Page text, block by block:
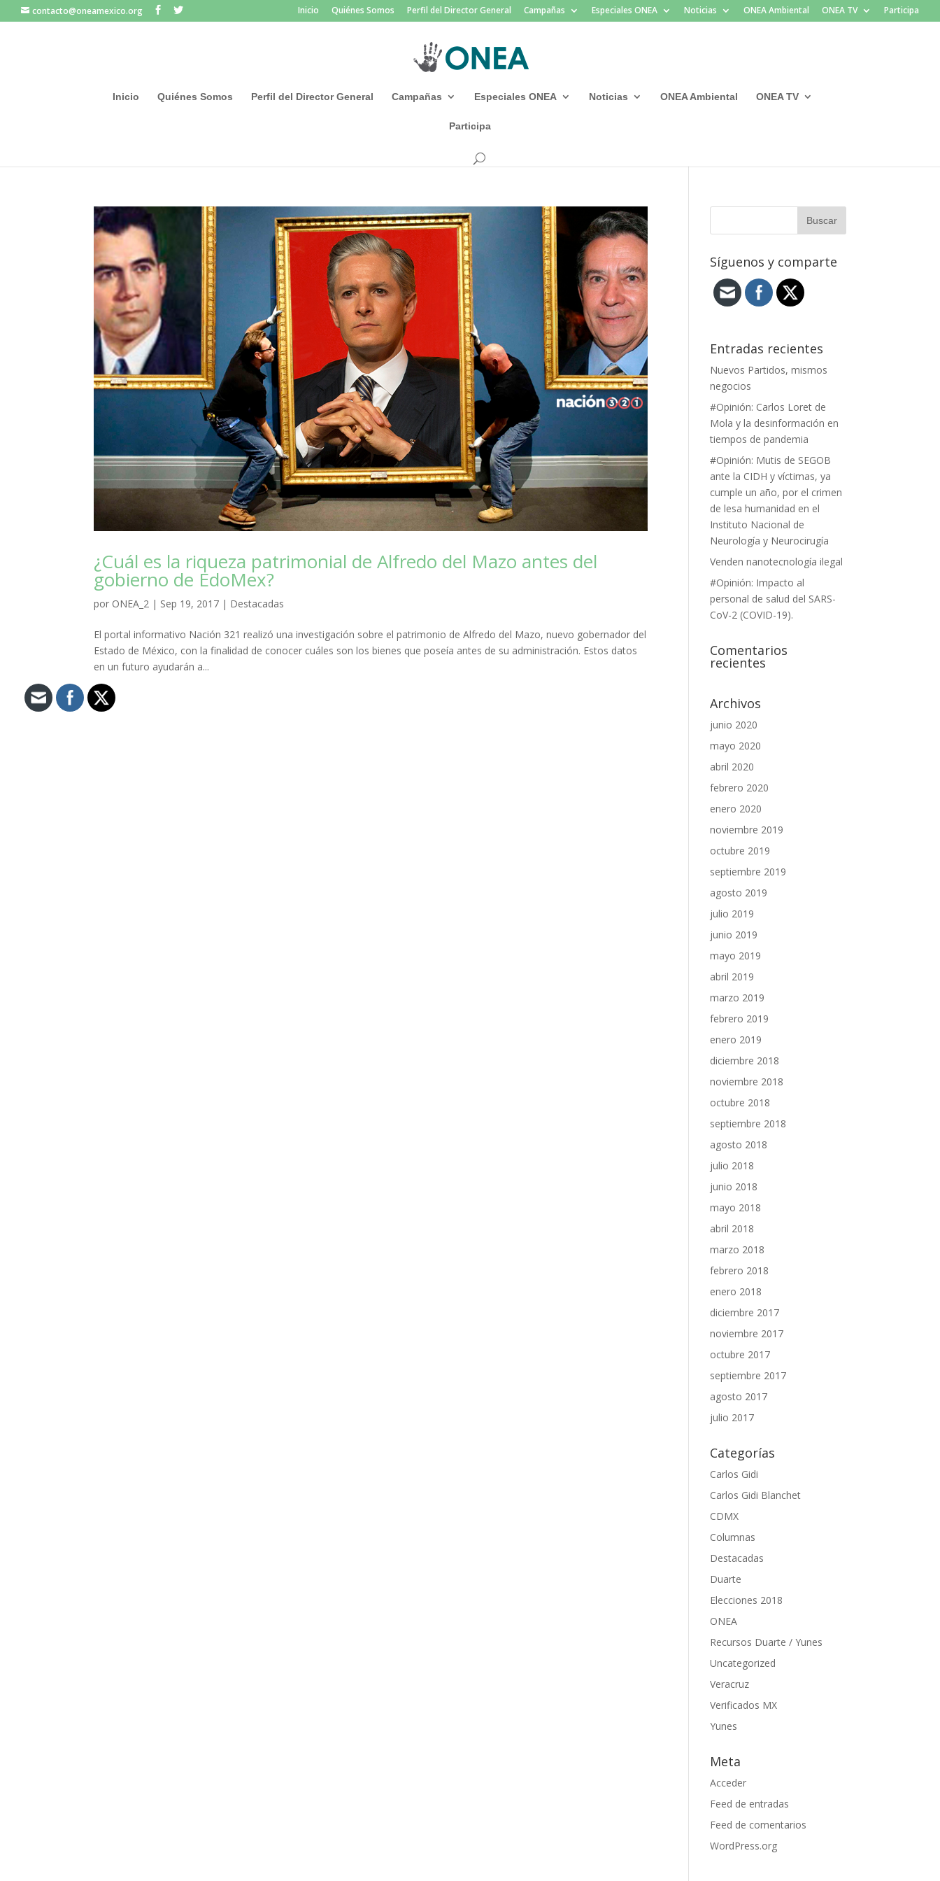
contacto@oneamexico.org Inicio Quiénes Somos Perfil del Director General Campañas Especiales ONEA Noticias ONEA Ambiental ONEA TV Participa
Inicio Quiénes Somos Perfil del Director General Campañas Especiales ONEA Noticias ONEA Ambiental ONEA TV
Participa
¿Cuál es la riqueza patrimonial de Alfredo del Mazo antes del
gobierno de EdoMex?
por ONEA_2 | Sep 19, 2017 | Destacadas
El portal informativo Nación 321 realizó una investigación sobre el patrimonio de Alfredo del Mazo, nuevo gobernador del
Estado de México, con la finalidad de conocer cuáles son los bienes que poseía antes de su administración. Estos datos
en un futuro ayudarán a...
Síguenos y comparte
Entradas recientes
Nuevos Partidos, mismos
negocios
#Opinión: Carlos Loret de
Mola y la desinformación en
tiempos de pandemia
#Opinión: Mutis de SEGOB
ante la CIDH y víctimas, ya
cumple un año, por el crimen
de lesa humanidad en el
Instituto Nacional de
Neurología y Neurocirugía
Venden nanotecnología ilegal
#Opinión: Impacto al
personal de salud del SARS-
CoV-2 (COVID-19).
Comentarios
recientes
Archivos
junio 2020
mayo 2020
abril 2020
febrero 2020
enero 2020
noviembre 2019
octubre 2019
septiembre 2019
agosto 2019
julio 2019
junio 2019
mayo 2019
abril 2019
marzo 2019
febrero 2019
enero 2019
diciembre 2018
noviembre 2018
octubre 2018
septiembre 2018
agosto 2018
julio 2018
junio 2018
mayo 2018
abril 2018
marzo 2018
febrero 2018
enero 2018
diciembre 2017
noviembre 2017
octubre 2017
septiembre 2017
agosto 2017
julio 2017
Categorías
Carlos Gidi
Carlos Gidi Blanchet
CDMX
Columnas
Destacadas
Duarte
Elecciones 2018
ONEA
Recursos Duarte / Yunes
Uncategorized
Veracruz
Verificados MX
Yunes
Meta
Acceder
Feed de entradas
Feed de comentarios
WordPress.org